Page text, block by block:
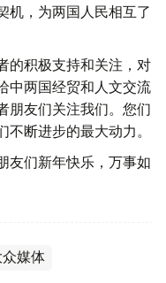
机，为两国人民相互了
的积极支持和关注，对
中两国经贸和人文交流
朋友们关注我们。您们
断进步的最大动力。
友们新年快乐，万事如
众媒体